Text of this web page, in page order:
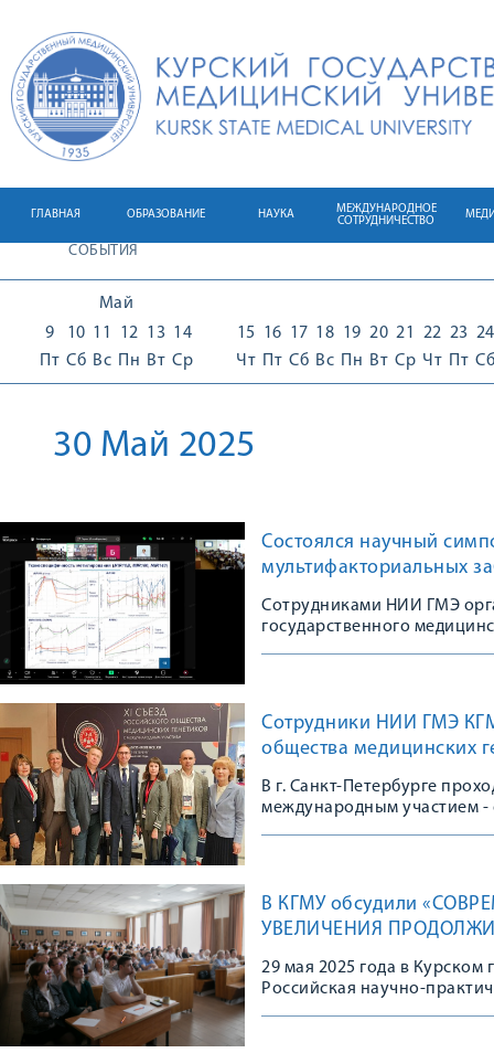
ГЛАВНАЯ ОБРАЗОВАНИЕ НАУКА
МЕЖДУНАРОДНОЕ
СОТРУДНИЧЕСТВО
СОБЫТИЯ
Май
9
Пт
10
Сб
11
Вс
12
Пн
13
Вт
14
Ср
15
Чт
16
Пт
17
Сб
18
Вс
19
Пн
20
Вт
21
Ср
22
Чт
23
Пт
24
Сб
30 Май 2025
Состоялся научный
мультифакториальных
Сотрудниками НИИ ГМЭ
государственного
Сотрудники НИИ ГМЭ
общества медицинских
В г. Санкт-Петербурге
международным участием -
В КГМУ обсудили
УВЕЛИЧЕНИЯ
29 мая 2025 года в Курском
Российская научно-